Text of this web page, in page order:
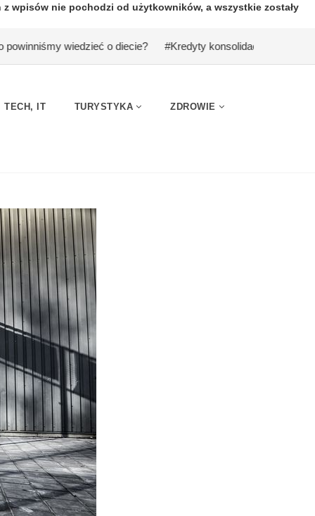
wpisów nie pochodzi od użytkowników, a wszystkie zostały
wiedzieć o diecie? #Kredyty konsolidacyjne, jako sposób na
TECH, IT TURYSTYKA ZDROWIE